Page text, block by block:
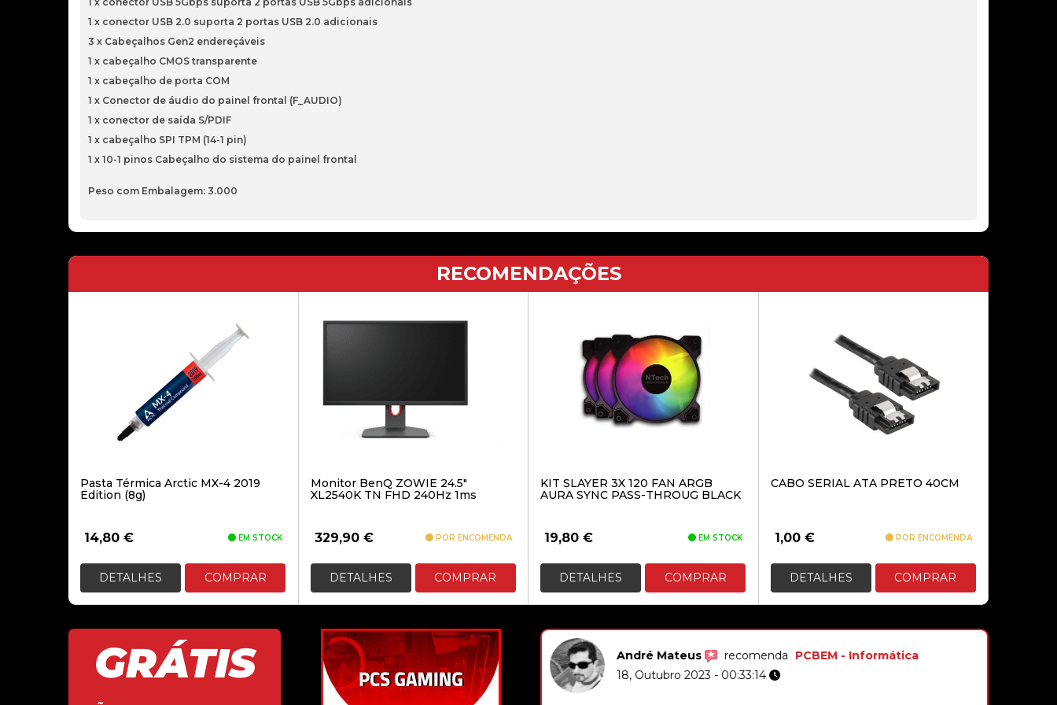
1 x conector USB 2.0 suporta 2 portas USB 2.0 adicionais
3 x Cabeçalhos Gen2 endereçáveis
1 x cabeçalho CMOS transparente
1 x cabeçalho de porta COM
1 x Conector de áudio do painel frontal (F_AUDIO)
1 x conector de saída S/PDIF
1 x cabeçalho SPI TPM (14-1 pin)
1 x 10-1 pinos Cabeçalho do sistema do painel frontal
Peso com Embalagem: 3.000
RECOMENDAÇÕES
Pasta Térmica Arctic MX-4 2019
Edition (8g)
14,80 € EM STOCK
DETALHES COMPRAR
Monitor BenQ ZOWIE 24.5″
XL2540K TN FHD 240Hz 1ms
329,90 € POR ENCOMENDA
DETALHES COMPRAR
KIT SLAYER 3X 120 FAN ARGB
AURA SYNC PASS-THROUG BLACK
19,80 € EM STOCK
DETALHES COMPRAR
CABO SERIAL ATA PRETO 40CM
1,00 € POR ENCOMENDA
DETALHES COMPRAR
GRÁTIS
Renato Melo recomenda PCBEM - Informática
08, Agosto 2024 - 20:29:20
André Mateus recomenda PCBEM - Informática
18, Outubro 2023 - 00:33:14